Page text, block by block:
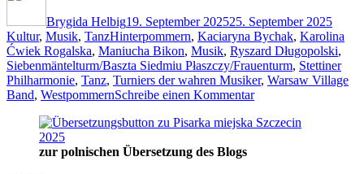
Westpommerns
und
die
verzauberte
Altstadt
von
Brygida Helbig19. September 202525. September 2025
Kultur, Musik, TanzSchlagwörter
Hinterpommern, Kaciaryna Bychak, Karolina
Ćwiek Rogalska, Maniucha Bikon, Musik, Ryszard Długopolski,
Siebenmäntelturm/Baszta Siedmiu Płaszczy/Frauenturm, Stettiner
Philharmonie, Tanz, Turniers der wahren Musiker, Warsaw Village
Band, WestpommernSchreibe einen Kommentarzu
Tanz,
zur polnischen Übersetzung des Blogs